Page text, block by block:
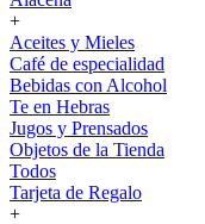
+
Aceites y Mieles
Café de especialidad
Bebidas con Alcohol
Te en Hebras
Jugos y Prensados
Objetos de la Tienda
Todos
Tarjeta de Regalo
+